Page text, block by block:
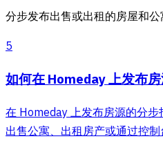
分步发布出售或出租的房屋和
5
如何在 Homeday 上发布
在 Homeday 上发布房源的分
出售公寓、出租房产或通过控